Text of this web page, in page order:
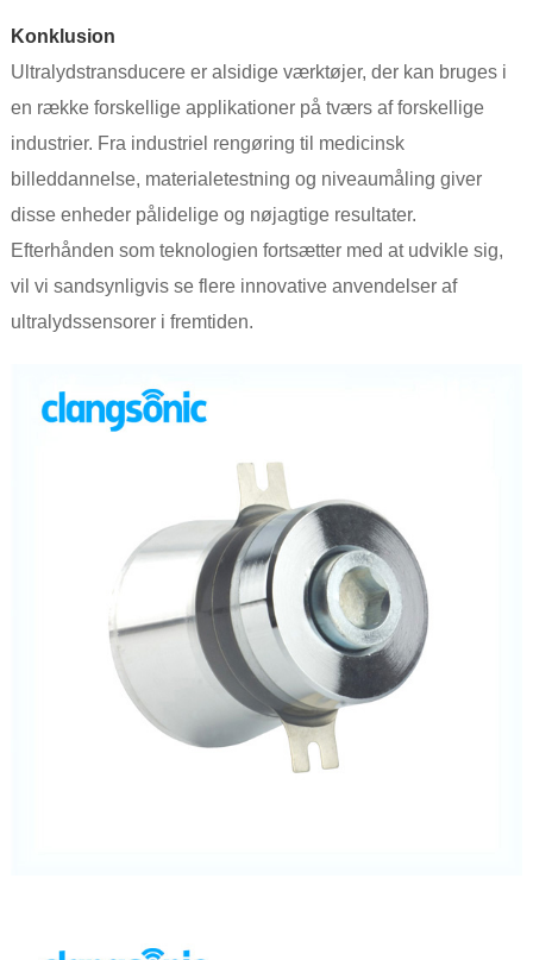
Konklusion
Ultralydstransducere er alsidige værktøjer, der kan bruges i
en række forskellige applikationer på tværs af forskellige
industrier. Fra industriel rengøring til medicinsk
billeddannelse, materialetestning og niveaumåling giver
disse enheder pålidelige og nøjagtige resultater.
Efterhånden som teknologien fortsætter med at udvikle sig,
vil vi sandsynligvis se flere innovative anvendelser af
ultralydssensorer i fremtiden.